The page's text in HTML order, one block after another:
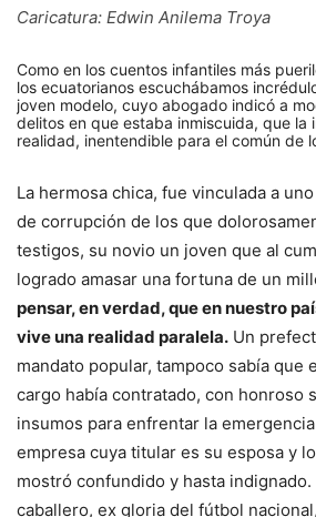
Caricatura: Edwin Anilema Troya
Como en los cuentos infantiles más
los ecuatorianos escuchábamos
joven modelo, cuyo abogado indicó a
delitos en que estaba inmiscuida, que la
realidad, inentendible para el común de
La hermosa chica, fue vinculada a
de corrupción de los que
testigos, su novio un joven que al
logrado amasar una fortuna de un
pensar, en verdad, que en nuestro
vive una realidad paralela. Un
mandato popular, tampoco sabía que
cargo había contratado, con honroso
insumos para enfrentar la
empresa cuya titular es su esposa y
mostró confundido y hasta indignado.
caballero, ex gloria del fútbol